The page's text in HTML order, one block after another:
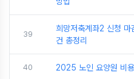
39
희망저축계좌2 신청
건 총정리
40 2025 노인 요양원 비